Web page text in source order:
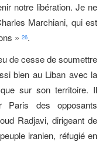
notre libération. Je ne
Marchiani, qui est
» 26.
de cesse de soumettre
bien au Liban avec la
sur son territoire. Il
des opposants
Radjavi, dirigeant de
iranien, réfugié en